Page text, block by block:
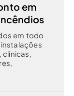
em
em todo
clínicas,